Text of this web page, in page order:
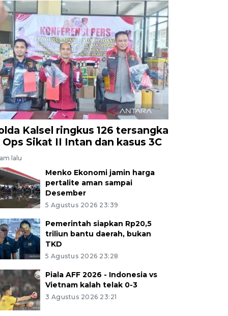
Kalsel ringkus 126 tersangka
Ops Sikat II Intan dan kasus 3C
lalu
Menko Ekonomi jamin harga
pertalite aman sampai
Desember
5 Agustus 2026 23:39
Pemerintah siapkan Rp20,5
triliun bantu daerah, bukan
TKD
5 Agustus 2026 23:28
Piala AFF 2026 - Indonesia vs
Vietnam kalah telak 0-3
3 Agustus 2026 23:21